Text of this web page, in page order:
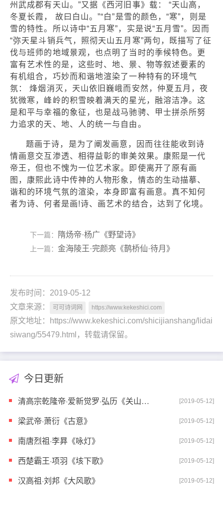
州武成郡有天山。”又据《西河旧事》载： “天山高，
冬夏长霞， 故曰白山。”“白”是雪的颜色，“寒”，则是
雪的特性。所以诗中“五月寒”，实是说“五月雪”。因而
“弥天星斗销兵气，照彻天山五月寒”两句，既描写了征
伐与班师的地域景观，也点明了当时的季候特色。更
富有艺术性的是，这些时、地、景、物等叙述要素的
有机组合，巧妙而和谐地渲染了一种特有的环境气
氛： 烽烟消灭，天山依旧巍峨而安然，仲夏五月，夜
犹微寒，峰岭的积雪映着满天的星光，融溶洁净。这
是和平与幸福的象征，也是战马驰骋、甲士拼杀所努
力追求的天、地、人的统一与自由。
题画于诗，是为了阐发画意，因而往往能收到诗
情画意交互渗透、相得益彰的审美效果。康熙是一代
帝王，但也不愧为一位艺术家。即使离开了原有画
图，康熙此诗中传神的人物形象，情态的生动描摹、
谐和的环境气氛的渲染，本身即富有画意。真不知何
者为诗、何者是画!诗、画艺术的结合，达到了化境。
下一篇： 隋炀帝·杨广《野望诗》
上一篇： 金海陵王·完颜亮《鹊桥仙·待月》
发布时间：2019-05-12
文章来源：
可可诗词网 https://www.kekeshici.com
原文地址：https://www.kekeshici.com/shicijianshang/lidai
siwang/55479.html，转载请保留。
今日更新
清高宗乾隆帝·爱新觉罗·弘历《关山月》 [2019-05-12]
梁武帝·萧衍《古意》 [2019-05-12]
南唐烈祖·李昪《咏灯》 [2019-05-12]
西楚霸王·项羽《垓下歌》 [2019-05-12]
汉高祖·刘邦《大风歌》 [2019-05-12]